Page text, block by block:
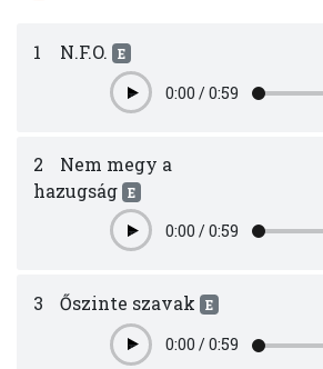
1 N.F.O. E
Play0:00 /0:59
2
Nem megy a
hazugság E
Play0:00 /0:59
3 Őszinte szavak E
Play0:00 /0:59